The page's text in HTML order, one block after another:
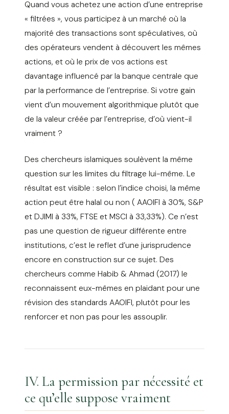
Quand vous achetez une action d’une entreprise
« filtrées », vous participez à un marché où la
majorité des transactions sont spéculatives, où
des opérateurs vendent à découvert les mêmes
actions, et où le prix de vos actions est
davantage influencé par la banque centrale que
par la performance de l’entreprise. Si votre gain
vient d’un mouvement algorithmique plutôt que
de la valeur créée par l’entreprise, d’où vient-il
vraiment ?
Des chercheurs islamiques soulèvent la même
question sur les limites du filtrage lui-même. Le
résultat est visible : selon l’indice choisi, la même
action peut être halal ou non ( AAOIFI à 30%, S&P
et DJIMI à 33%, FTSE et MSCI à 33,33%). Ce n’est
pas une question de rigueur différente entre
institutions, c’est le reflet d’une jurisprudence
encore en construction sur ce sujet. Des
chercheurs comme Habib & Ahmad (2017) le
reconnaissent eux-mêmes en plaidant pour une
révision des standards AAOIFI, plutôt pour les
renforcer et non pas pour les assouplir.
IV. La permission par nécessité et
ce qu’elle suppose vraiment